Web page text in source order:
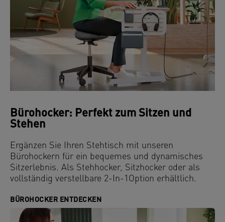
Bürohocker: Perfekt zum Sitzen und
Stehen
Ergänzen Sie Ihren Stehtisch mit unseren
Bürohockern für ein bequemes und dynamisches
Sitzerlebnis. Als Stehhocker, Sitzhocker oder als
vollständig verstellbare 2-In-1Option erhältlich.
BÜROHOCKER ENTDECKEN